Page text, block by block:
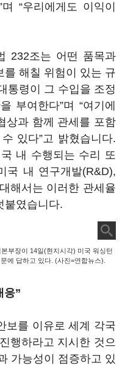
“우리에게도 이익이
232조는 어떤 품목과
를 해칠 위험이 있는 규
통령이 그 수입을 조정
부여한다”며 “여기에
상과 함께 관세를 포함
있다”고 밝혔습니다.
내 수행되는 수리 또
국 내 연구개발(R&D),
해서는 이러한 관세율
붙였습니다.
부장이 14일(현지시각) 미국 워싱턴
에 답하고 있다. (사진=연합뉴스).
응”
보를 이유로 세계 각국
행하라고 지시한 것으
가능성이 점증하고 있